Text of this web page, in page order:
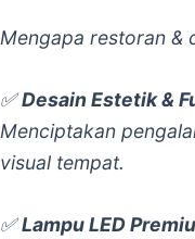
Mengapa restoran &
✅Desain Estetik &
Menciptakan
visual tempat.
✅Lampu LED